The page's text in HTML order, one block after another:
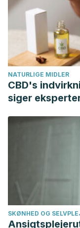
Rivlin RS.
2001
Matsutomo T.
supplements for
Ther Med. 2020
Luis D, Aller R.
(Madrid).
Xiong XJ, Wang
hypertension: A
randomized
NATURLIGE MIDLER
CBD's
siger
SKØNHED OG